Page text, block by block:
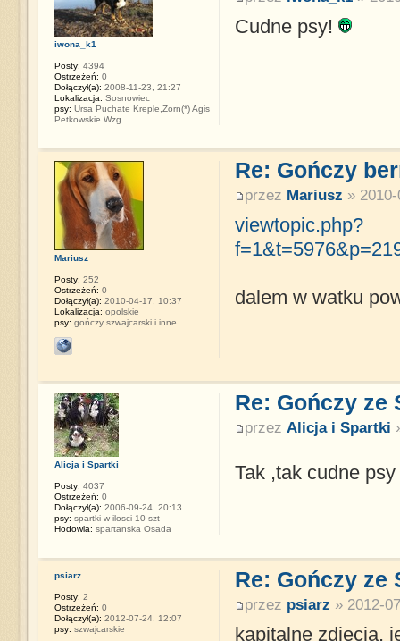
Cudne psy!
iwona_k1
Posty: 4394
Ostrzeżeń: 0
Dołączył(a): 2008-11-23, 21:27
Lokalizacja: Sosnowiec
psy: Ursa Puchate Kreple,Zorn(*) Agis
Petkowskie Wzg
Re: Gończy
przez Mariusz »
viewtopic.php?
dalem w watku
Mariusz
Posty: 252
Ostrzeżeń: 0
Dołączył(a): 2010-04-17, 10:37
Lokalizacja: opolskie
psy: gończy szwajcarski i inne
Re: Gończy ze
przez Alicja i Spartki
Tak ,tak cudne psy
Alicja i Spartki
Posty: 4037
Ostrzeżeń: 0
Dołączył(a): 2006-09-24, 20:13
psy: spartki w ilosci 10 szt
Hodowla: spartanska Osada
Re: Gończy ze
przez psiarz » 2012-
kapitalne zdjęcia,
psiarz
Posty: 2
Ostrzeżeń: 0
Dołączył(a): 2012-07-24, 12:07
psy: szwajcarskie